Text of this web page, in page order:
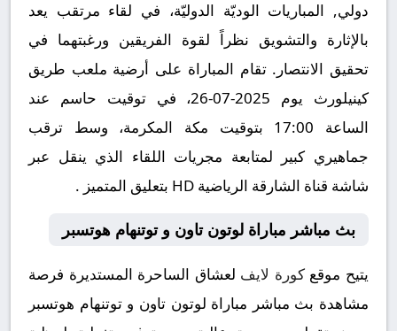
دولي, المباريات الوديّة الدوليّة، في لقاء مرتقب يعد
بالإثارة والتشويق نظراً لقوة الفريقين ورغبتهما في
تحقيق الانتصار. تقام المباراة على أرضية ملعب طريق
كينيلورث يوم 2025-07-26، في توقيت حاسم عند
الساعة 17:00 بتوقيت مكة المكرمة، وسط ترقب
جماهيري كبير لمتابعة مجريات اللقاء الذي ينقل عبر
شاشة قناة الشارقة الریاضية HD بتعليق المتميز .
بث مباشر مباراة لوتون تاون و توتنهام هوتسبر
يتيح موقعكورة لايف لعشاق الساحرة المستديرة فرصة
مشاهدة بث مباشر مباراة لوتون تاون و توتنهام هوتسبر